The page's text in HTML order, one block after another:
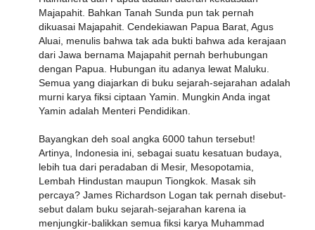
Majapahit. Bahkan Tanah Sunda pun tak pernah
dikuasai Majapahit. Cendekiawan Papua Barat, Agus
Aluai, menulis bahwa tak ada bukti bahwa ada kerajaan
dari Jawa bernama Majapahit pernah berhubungan
dengan Papua. Hubungan itu adanya lewat Maluku.
Semua yang diajarkan di buku sejarah-sejarahan adalah
murni karya fiksi ciptaan Yamin. Mungkin Anda ingat
Yamin adalah Menteri Pendidikan.
Bayangkan deh soal angka 6000 tahun tersebut!
Artinya, Indonesia ini, sebagai suatu kesatuan budaya,
lebih tua dari peradaban di Mesir, Mesopotamia,
Lembah Hindustan maupun Tiongkok. Masak sih
percaya? James Richardson Logan tak pernah disebut-
sebut dalam buku sejarah-sejarahan karena ia
menjungkir-balikkan semua fiksi karya Muhammad